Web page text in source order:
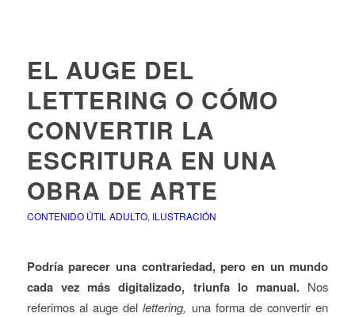
EL AUGE DEL
LETTERING O CÓMO
CONVERTIR LA
ESCRITURA EN UNA
OBRA DE ARTE
CONTENIDO ÚTIL ADULTO, ILUSTRACIÓN
Podría parecer una contrariedad, pero en un mundo
cada vez más digitalizado, triunfa lo manual. Nos
referimos al auge dellettering, una forma de convertir en